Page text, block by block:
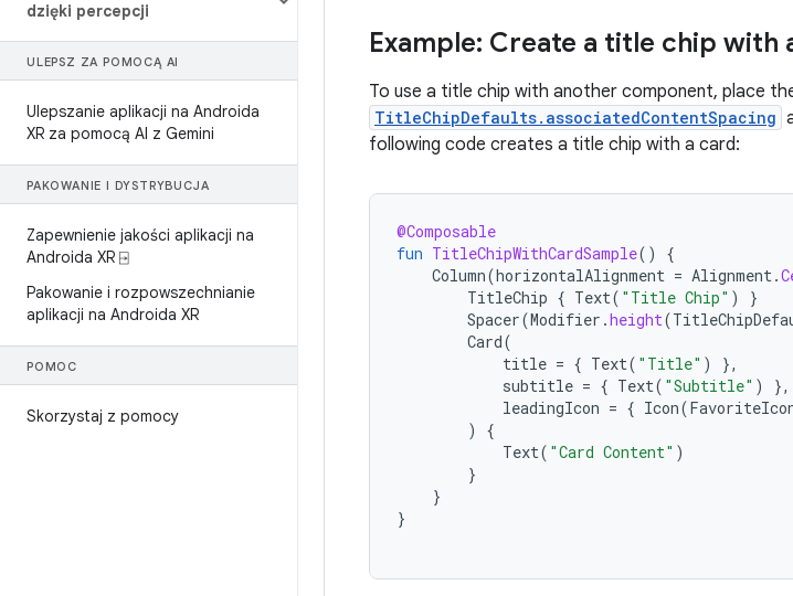
dzięki percepcji
ULEPSZ ZA POMOCĄ AI
Ulepszanie aplikacji na Androida
XR za pomocą AI z Gemini
PAKOWANIE I DYSTRYBUCJA
Zapewnienie jakości aplikacji na
Androida XR ⍈
Pakowanie i rozpowszechnianie
aplikacji na Androida XR
POMOC
Skorzystaj z pomocy
Example: Create a title chip with
To use a title chip with another component, place
TitleChipDefaults.associatedContentSpacing
following code creates a title chip with a card:
@Composable
fun TitleChipWithCardSample()
{
Column(horizontalAlignment = Alignment .
TitleChip { Text( "Title Chip" )
}
Spacer(Modifier .height(
Card(
title = { Text( "Title" )
},
subtitle = { Text( "Subtitle" )
},
leadingIcon = { Icon(
)
{
Text( "Card Content" )
}
}
}